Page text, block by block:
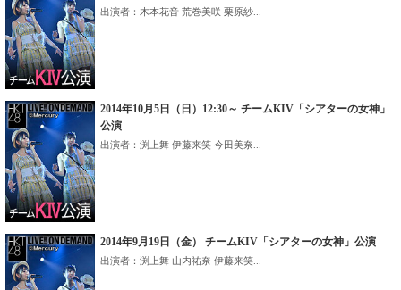
出演者：木本花音 荒巻美咲 栗原紗...
2014年10月5日（日）12:30～ チームKIV「シアターの女神」
公演
出演者：渕上舞 伊藤来笑 今田美奈...
2014年9月19日（金） チームKIV「シアターの女神」公演
出演者：渕上舞 山内祐奈 伊藤来笑...